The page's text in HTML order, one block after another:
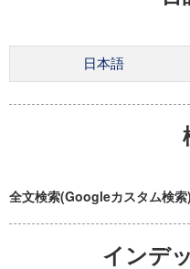
全文検索(Googleカスタム検索)
インデ